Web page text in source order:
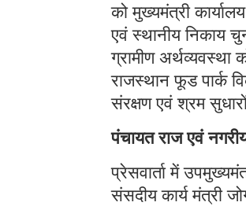
को मुख्यमंत्री
एवं स्थानीय निकाय
ग्रामीण
राजस्थान फूड पार्क
संरक्षण एवं श्रम
पंचायत राज एवं
प्रेसवार्ता में
संसदीय कार्य मंत्री